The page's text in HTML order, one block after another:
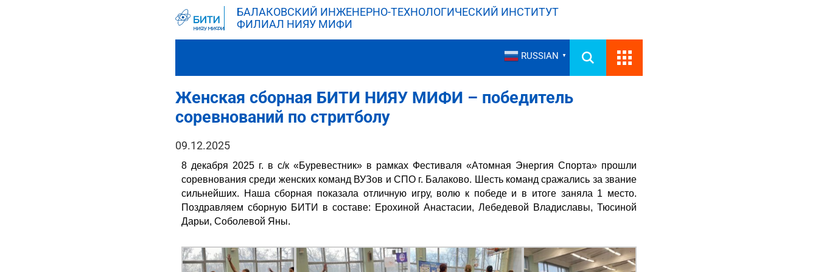
БАЛАКОВСКИЙ ИНЖЕНЕРНО-ТЕХНОЛОГИЧЕСКИЙ ИНСТИТУТ
ФИЛИАЛ НИЯУ МИФИ
RUSSIAN ▼
Женская сборная БИТИ НИЯУ МИФИ – победитель
соревнований по стритболу
09.12.2025
8 декабря 2025 г. в с/к «Буревестник» в рамках Фестиваля «Атомная Энергия Спорта» прошли
соревнования среди женских команд ВУЗов и СПО г. Балаково. Шесть команд сражались за звание
сильнейших. Наша сборная показала отличную игру, волю к победе и в итоге заняла 1 место.
Поздравляем сборную БИТИ в составе: Ерохиной Анастасии, Лебедевой Владиславы, Тюсиной
Дарьи, Соболевой Яны.